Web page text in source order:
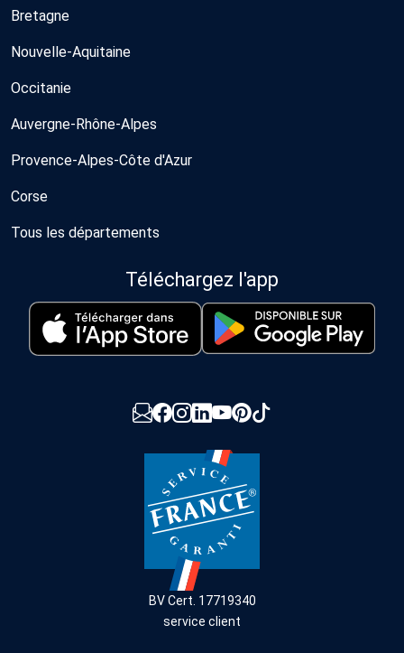
Bretagne
Nouvelle-Aquitaine
Occitanie
Auvergne-Rhône-Alpes
Provence-Alpes-Côte d'Azur
Corse
Tous les départements
Téléchargez l'app
BV Cert. 17719340
service client